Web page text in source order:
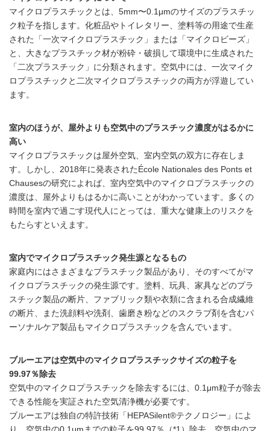
マイクロプラスチックとは、5mm〜0.1μmのサイズのプラスチッ
ク粒子を指します。化粧品やトイレタリー、塗料等の用途で生産
された「一次マイクロプラスチック」または「マイクロビーズ」
と、大きなプラスチック材が粉砕・破損して環境中に生成された
「二次プラスチック」に分類されます。空気中には、一次マイク
ロプラスチックと二次マイクロプラスチックの両方が浮遊してい
ます。
室内のほうが、屋外よりも空気中のプラスチック濃度がはるかに
高い
マイクロプラスチックは屋外空気、室内空気の双方に存在しま
す。しかし、2018年に発表されたÉcole Nationales des Ponts et
Chausesの研究によれば、室内空気中のマイクロプラスチックの
濃度は、屋外よりもはるかに高いことがわかっています。多くの
時間を室内で過ごす現代人にとっては、重大な健康上のリスクを
もたらすといえます。
室内でマイクロプラスチック発生源となるもの
家庭内にはさまざまなプラスチック製品があり、そのすべてがマ
イクロプラスチックの発生源です。塗料、玩具、家具などのプラ
スチック製品の断片、ファブリック類や衣類に含まれる合成繊維
の断片、また洗顔料や洗剤、歯磨き粉などのスクラブ剤を含むパ
ーソナルケア製品もマイクロプラスチックを含んでいます。
ブルーエアは空気中のマイクロプラスチックサイズの粒子を
99.97％除去
空気中のマイクロプラスチックを除去するには、0.1μm粒子が除去
できる性能を実証された空気清浄機が必要です。
ブルーエアは独自の特許技術「HEPASilent®テクノロジー」によ